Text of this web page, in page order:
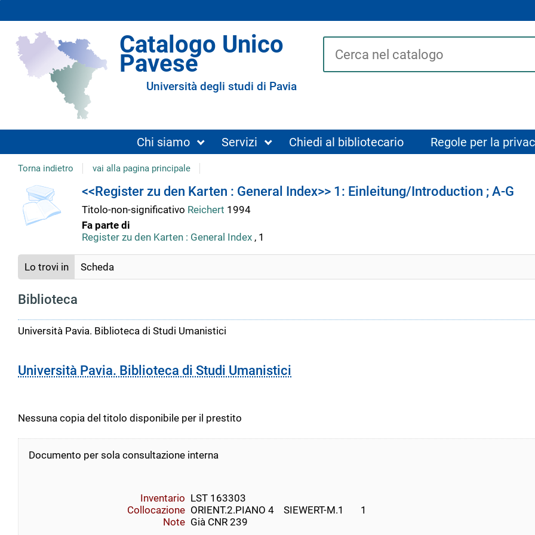
Catalogo Unico
Pavese
Università degli studi di Pavia
Cerca su "Catalogo"
Chi siamo Servizi Chiedi al bibliotecario Regole per la
Torna indietro vai alla pagina principale
Dettaglio
del
documento
<<Register zu den Karten : General Index>> 1: Einleitung/Introduction ; A-G
Titolo-non-significativo Reichert 1994
Fa parte di
Register zu den Karten : General Index, 1
Lo trovi in Scheda
Biblioteca
Università Pavia. Biblioteca di Studi Umanistici
Università Pavia. Biblioteca di Studi Umanistici
Nessuna copia del titolo disponibile per il prestito
Documento per sola consultazione interna
Inventario LST 163303
Collocazione ORIENT.2.PIANO 4    SIEWERT-M.1       1
Note Già CNR 239